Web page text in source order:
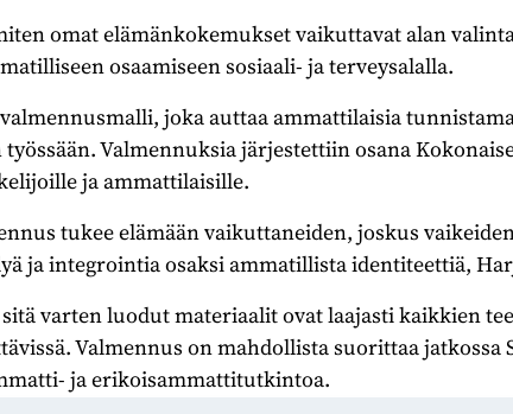
omat elämänkokemukset vaikuttavat alan
osaamiseen sosiaali- ja terveysalalla.
joka auttaa ammattilaisia
Valmennuksia järjestettiin osana
ja ammattilaisille.
tukee elämään vaikuttaneiden, joskus
ja integrointia osaksi ammatillista identiteettiä,
varten luodut materiaalit ovat laajasti kaikkien
Valmennus on mahdollista suorittaa jatkossa
ja erikoisammattitutkintoa.